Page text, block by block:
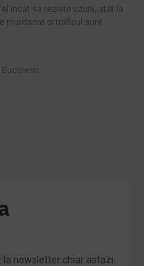
incat sa reziste uzurii, atat la
murdarire si traficul sunt
Bucuresti
newsletter chiar astazi.